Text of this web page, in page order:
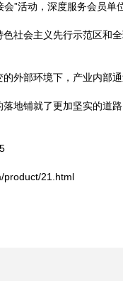
”活动，深度服务会员
社会主义先行示范区和
外部环境下，产业内部
地铺就了更加坚实的道路
product/21.html